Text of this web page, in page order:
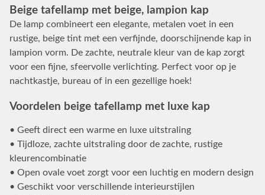
Beige tafellamp met beige, lampion kap
De lamp combineert een elegante, metalen voet in een
rustige, beige tint met een verfijnde, doorschijnende kap in
lampion vorm. De zachte, neutrale kleur van de kap zorgt
voor een fijne, sfeervolle verlichting. Perfect voor op je
nachtkastje, bureau of in een gezellige hoek!
Voordelen beige tafellamp met luxe kap
• Geeft direct een warme en luxe uitstraling
• Tijdloze, zachte uitstraling door de zachte, rustige
kleurencombinatie
• Open ovale voet zorgt voor een luchtig en modern design
• Geschikt voor verschillende interieurstijlen